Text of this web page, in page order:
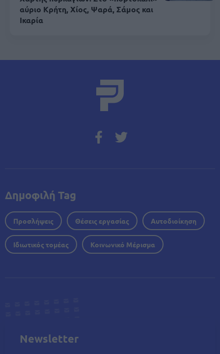
αύριο Κρήτη, Χίος, Ψαρά, Σάμος και
Ικαρία
Δημοφιλή Tag
Προσλήψεις Θέσεις εργασίας Αυτοδιοίκηση
Ιδιωτικός τομέας Κοινωνικό Μέρισμα
Newsletter